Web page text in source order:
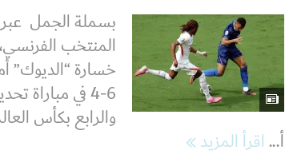
بسملة الجمل عبر
المنتخب
خسارة “الديوك”
6-4 في مباراة
أ...اقرأ المزيد